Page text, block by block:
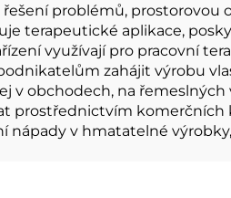
problémů,
terapeutické aplikace,
využívají pro pracovní
zahájit výrobu
v obchodech, na
prostřednictvím komerčních
nápady v hmatatelné